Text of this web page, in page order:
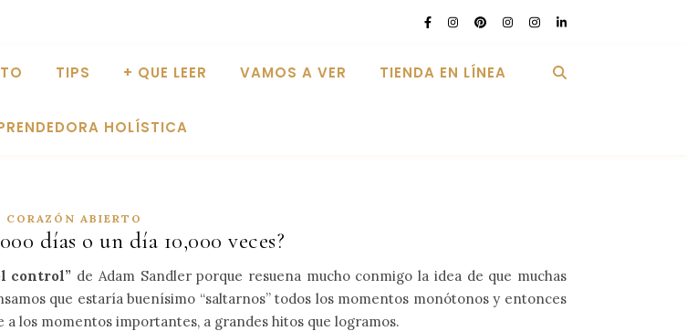
TIPS + QUE LEER VAMOS A VER TIENDA EN LÍNEA
HOLÍSTICA
CORAZÓN ABIERTO
días o un día 10,000 veces?
control” de Adam Sandler porque resuena mucho conmigo la idea de que muchas
que estaría buenísimo “saltarnos” todos los momentos monótonos y entonces
los momentos importantes, a grandes hitos que logramos.